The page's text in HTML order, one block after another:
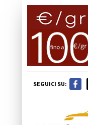
SEGUICI SU: